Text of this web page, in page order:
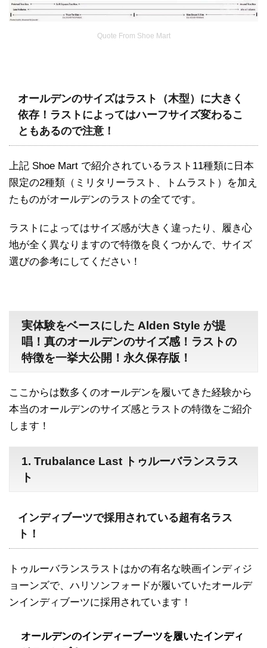
Quote From Shoe Mart
オールデンのサイズはラスト（木型）に大きく
依存！ラストによってはハーフサイズ変わるこ
ともあるので注意！
上記 Shoe Mart で紹介されているラスト11種類に日本
限定の2種類（ミリタリーラスト、トムラスト）を加え
たものがオールデンのラストの全てです。
ラストによってはサイズ感が大きく違ったり、履き心
地が全く異なりますので特徴を良くつかんで、サイズ
選びの参考にしてください！
実体験をベースにした Alden Style が提
唱！真のオールデンのサイズ感！ラストの
特徴を一挙大公開！永久保存版！
ここからは数多くのオールデンを履いてきた経験から
本当のオールデンのサイズ感とラストの特徴をご紹介
します！
1. Trubalance Last トゥルーバランスラス
ト
インディブーツで採用されている超有名ラス
ト！
トゥルーバランスラストはかの有名な映画インディジ
ョーンズで、ハリソンフォードが履いていたオールデ
ンインディブーツに採用されています！
オールデンのインディーブーツを履いたインディ